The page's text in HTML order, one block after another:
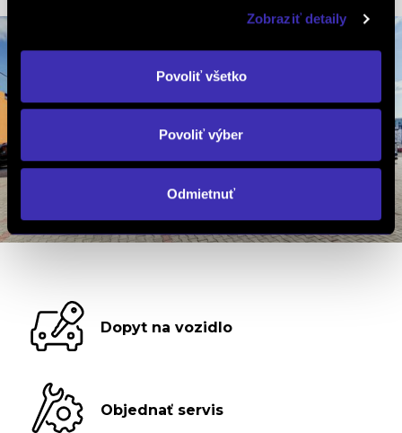
Zobraziť detaily
Povoliť všetko
Povoliť výber
Odmietnuť
Dopyt na vozidlo
Objednať servis